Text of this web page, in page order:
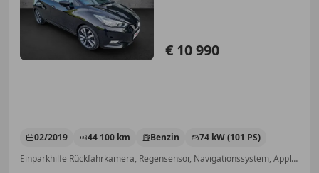
€ 10 990
02/2019 44 100 km Benzin
74 kW (101 PS)
Einparkhilfe Rückfahrkamera, Regensensor, Navigationssystem, Apple CarPlay, Sitzheizung, Tempomat, Verkehrszeichenerkennung, Einparkhilfe Sensoren hinten